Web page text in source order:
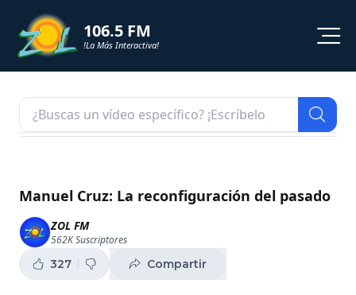
106.5 FM
!La Más Interactiva!
NOTICIAS
SHORTS
PODCAST
Manuel Cruz: La reconfiguración del pasado
ZOL FM
562KSuscriptores
327 Compartir